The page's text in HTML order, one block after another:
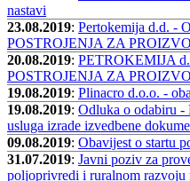
nastavi
23.08.2019: Pertokemija d.d. -
POSTROJENJA ZA
20.08.2019: PETROKEMIJA
POSTROJENJA ZA
19.08.2019: Plinacro d.o.o. -
19.08.2019: Odluka o odabiru -
usluga izrade izvedbene
09.08.2019: Obavijest o startu
31.07.2019: Javni poziv za
poljoprivredi i ruralnom razvoju